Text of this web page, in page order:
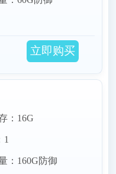
立即购买
：16G
1
：160G防御